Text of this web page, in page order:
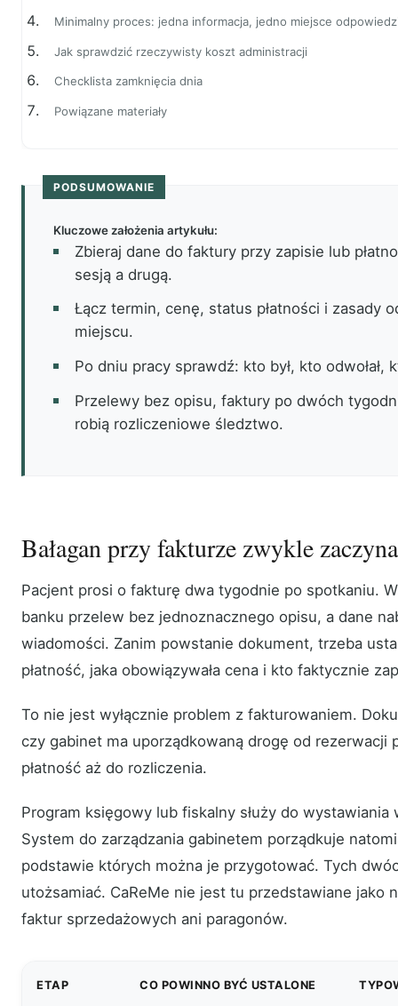
Minimalny proces: jedna informacja, jedno miejsce
Jak sprawdzić rzeczywisty koszt administracji
Checklista zamknięcia dnia
Powiązane materiały
PODSUMOWANIE
Kluczowe założenia artykułu:
Zbieraj dane do faktury przy zapisie lub
sesją a drugą.
Łącz termin, cenę, status płatności i zasady
miejscu.
Po dniu pracy sprawdź: kto był, kto odwołał,
Przelewy bez opisu, faktury po dwóch
robią rozliczeniowe śledztwo.
Bałagan przy fakturze zwykle
Pacjent prosi o fakturę dwa tygodnie po spotkaniu.
banku przelew bez jednoznacznego opisu, a dane
wiadomości. Zanim powstanie dokument, trzeba
płatność, jaka obowiązywała cena i kto faktycznie
To nie jest wyłącznie problem z fakturowaniem.
czy gabinet ma uporządkowaną drogę od rezerwacji
płatność aż do rozliczenia.
Program księgowy lub fiskalny służy do wystawiania
System do zarządzania gabinetem porządkuje
podstawie których można je przygotować. Tych
utożsamiać. CaReMe nie jest tu przedstawiane jako
faktur sprzedażowych ani paragonów.
ETAP CO POWINNO BYĆ USTALONE